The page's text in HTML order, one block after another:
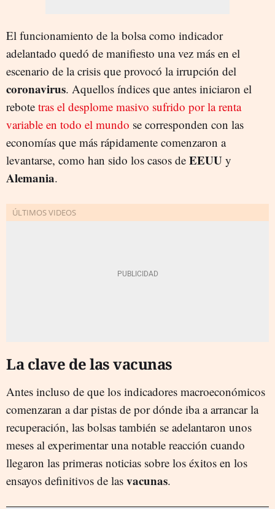
El funcionamiento de la bolsa como indicador
adelantado quedó de manifiesto una vez más en el
escenario de la crisis que provocó la irrupción del
coronavirus. Aquellos índices que antes iniciaron el
rebote tras el desplome masivo sufrido por la renta
variable en todo el mundo se corresponden con las
economías que más rápidamente comenzaron a
levantarse, como han sido los casos de EEUU y
Alemania.
La clave de las vacunas
Antes incluso de que los indicadores macroeconómicos
comenzaran a dar pistas de por dónde iba a arrancar la
recuperación, las bolsas también se adelantaron unos
meses al experimentar una notable reacción cuando
llegaron las primeras noticias sobre los éxitos en los
ensayos definitivos de las vacunas.